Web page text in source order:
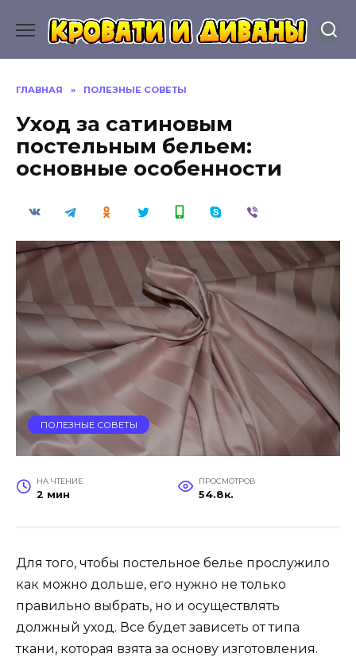
содержанию
ГЛАВНАЯ » ПОЛЕЗНЫЕ СОВЕТЫ
Уход за сатиновым
постельным бельем:
основные особенности
ПОЛЕЗНЫЕ СОВЕТЫ
НА ЧТЕНИЕ
2 мин
ПРОСМОТРОВ
54.8к.
Для того, чтобы постельное белье прослужило
как можно дольше, его нужно не только
правильно выбрать, но и осуществлять
должный уход. Все будет зависеть от типа
ткани, которая взята за основу изготовления.